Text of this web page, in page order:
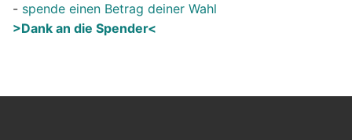
- spende einen Betrag deiner Wahl
>Dank an die Spender<